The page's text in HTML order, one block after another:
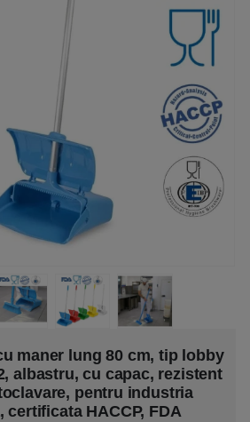
maner lung 80 cm, tip lobby
albastru, cu capac, rezistent
pentru industria
certificata HACCP, FDA